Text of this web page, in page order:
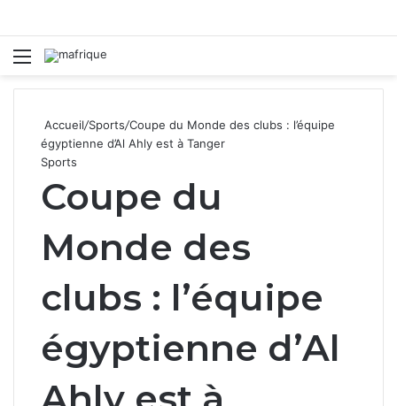
Menu
Accueil/Sports/Coupe du Monde des clubs : l’équipe
égyptienne d’Al Ahly est à Tanger
Sports
Coupe du
Monde des
clubs : l’équipe
égyptienne d’Al